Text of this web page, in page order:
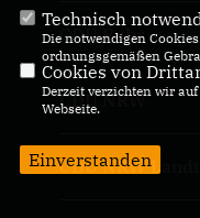
CDU Ruhr
CDU NRW
CDU NRW
Technisch
Die notwendigen
ordnungsgemäßen
Cookies von
Derzeit verzichten wir
Webseite.
Einverstanden